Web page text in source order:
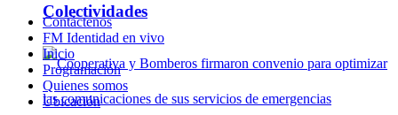
Colectividades
Contáctenos
FM Identidad en vivo
Inicio
Programación
Quienes somos
Ubicación